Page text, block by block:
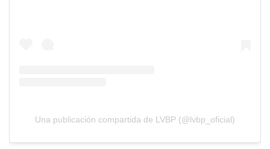
Una publicación compartida de LVBP (@lvbp_oficial)